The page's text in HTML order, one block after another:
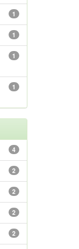
1
1
1
1
4
2
2
2
2